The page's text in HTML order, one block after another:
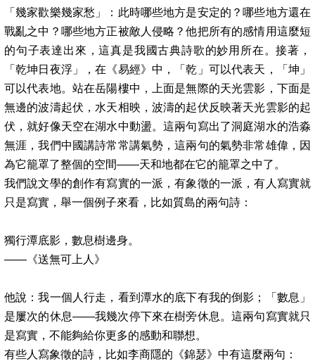
「幾家歡樂幾家愁」：此時哪些地方是安定的？哪些地方還在
戰亂之中？哪些地方正被敵人侵略？他把所有的感情用這麼短
的句子表達出來，這真是我國古典詩歌的妙用所在。接著，
「乾坤日夜浮」，在《易經》中，「乾」可以代表天，「坤」
可以代表地。站在岳陽樓中，上面是無際的天光雲影，下面是
無邊的波濤起伏，水天相映，波濤的起伏反映著天光雲影的起
伏，就好像天空在湖水中動盪。這兩句寫出了洞庭湖水的浩淼
無涯，我們中國講詩常常講氣勢，這兩句的氣勢非常雄偉，因
為它籠罩了整個的空間——天和地都在它的籠罩之中了。
我們說文學的創作有寫實的一派，有象徵的一派，有人寫實就
只是寫實，舉一個例子來看，比如質島的兩句詩：
獨行潭底影，數息樹邊身。
—— 《送無可上人》
他說：我一個人行走，看到潭水的底下有我的倒影；「數息」
是屢次的休息——我幾次停下來在樹旁休息。這兩句寫實就只
是寫實，不能夠給你更多的感動和聯想。
有些人寫象徵的詩，比如李商隱的《錦瑟》中有這麼兩句：